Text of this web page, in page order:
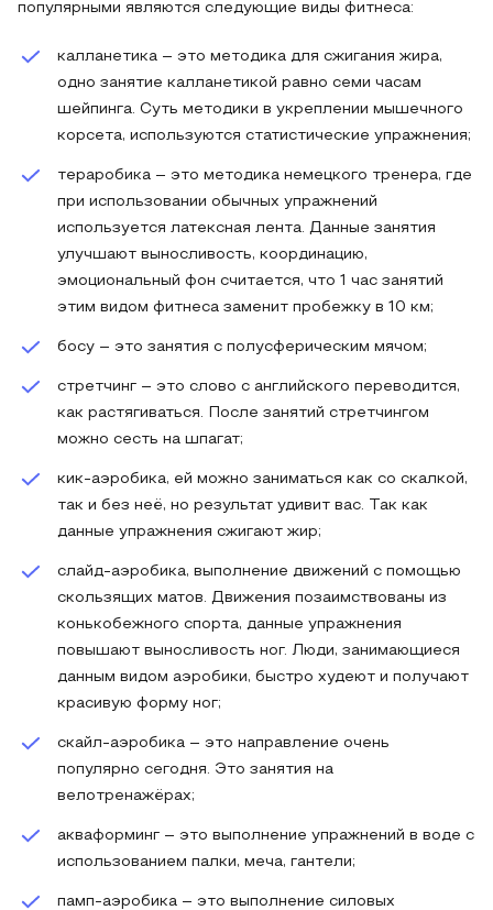
популярными являются следующие виды фитнеса:
калланетика – это методика для сжигания жира,
одно занятие калланетикой равно семи часам
шейпинга. Суть методики в укреплении мышечного
корсета, используются статистические упражнения;
тераробика – это методика немецкого тренера, где
при использовании обычных упражнений
используется латексная лента. Данные занятия
улучшают выносливость, координацию,
эмоциональный фон считается, что 1 час занятий
этим видом фитнеса заменит пробежку в 10 км;
босу – это занятия с полусферическим мячом;
стретчинг – это слово с английского переводится,
как растягиваться. После занятий стретчингом
можно сесть на шпагат;
кик-аэробика, ей можно заниматься как со скалкой,
так и без неё, но результат удивит вас. Так как
данные упражнения сжигают жир;
слайд-аэробика, выполнение движений с помощью
скользящих матов. Движения позаимствованы из
конькобежного спорта, данные упражнения
повышают выносливость ног. Люди, занимающиеся
данным видом аэробики, быстро худеют и получают
красивую форму ног;
скайл-аэробика – это направление очень
популярно сегодня. Это занятия на
велотренажёрах;
акваформинг – это выполнение упражнений в воде с
использованием палки, меча, гантели;
памп-аэробика – это выполнение силовых